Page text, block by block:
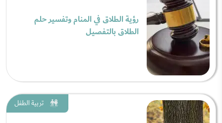
رؤية الطلاق في المنام وتفسير حلم
الطلاق بالتفصيل
تربية الطفل